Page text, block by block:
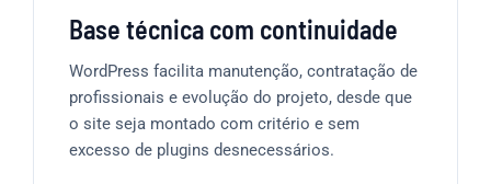
Base técnica com continuidade
WordPress facilita manutenção, contratação de
profissionais e evolução do projeto, desde que
o site seja montado com critério e sem
excesso de plugins desnecessários.